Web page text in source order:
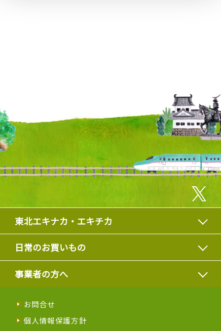
東北エキナカ・エキチカ
日常のお買いもの
事業者の方へ
お問合せ
個人情報保護方針